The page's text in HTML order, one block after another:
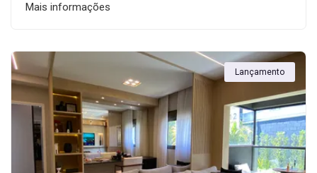
Mais informações
Lançamento